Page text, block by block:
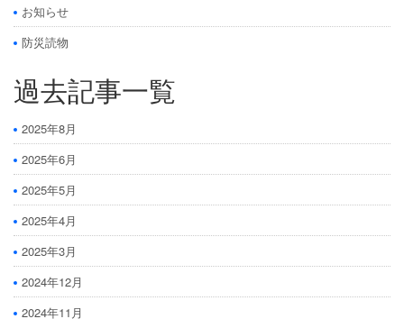
お知らせ
防災読物
過去記事一覧
2025年8月
2025年6月
2025年5月
2025年4月
2025年3月
2024年12月
2024年11月